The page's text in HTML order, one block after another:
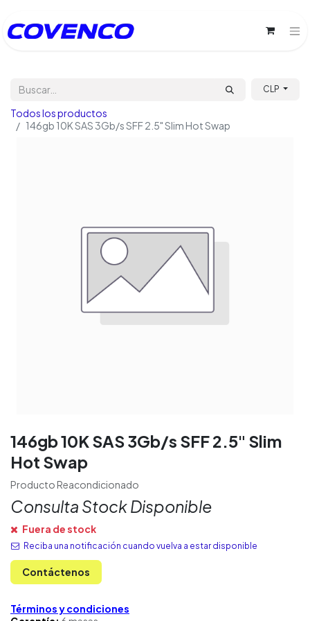
CLP
Todos los productos
146gb 10K SAS 3Gb/s SFF 2.5" Slim Hot Swap
146gb 10K SAS 3Gb/s SFF 2.5" Slim
Hot Swap
Producto Reacondicionado
Consulta Stock Disponible
Fuera de stock
Reciba una notificación cuando vuelva a estar disponible
Contáctenos
Términos y condiciones